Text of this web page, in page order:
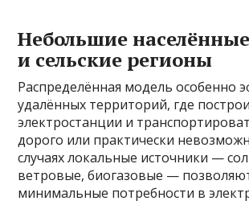
Небольшие
и сельские регионы
Распределённая модель особенно
удалённых территорий, где
электростанции и
дорого или практически
случаях локальные источники —
ветровые, биогазовые —
минимальные потребности в